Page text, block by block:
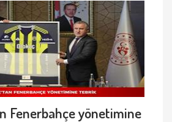
Fenerbahçe yönetimine